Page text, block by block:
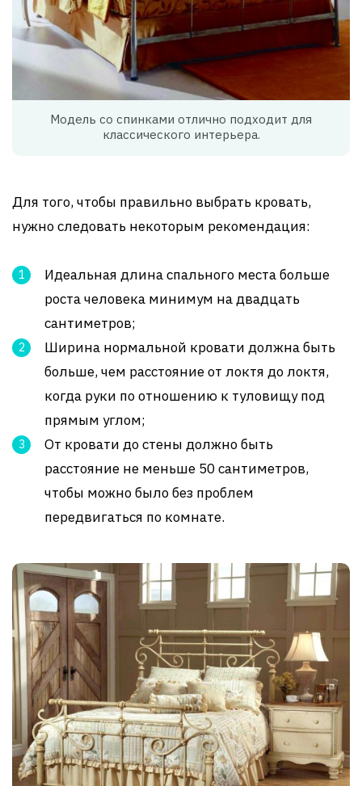
Модель со спинками отлично подходит для
классического интерьера.
Для того, чтобы правильно выбрать кровать,
нужно следовать некоторым рекомендация:
Идеальная длина спального места больше
роста человека минимум на двадцать
сантиметров;
Ширина нормальной кровати должна быть
больше, чем расстояние от локтя до локтя,
когда руки по отношению к туловищу под
прямым углом;
От кровати до стены должно быть
расстояние не меньше 50 сантиметров,
чтобы можно было без проблем
передвигаться по комнате.